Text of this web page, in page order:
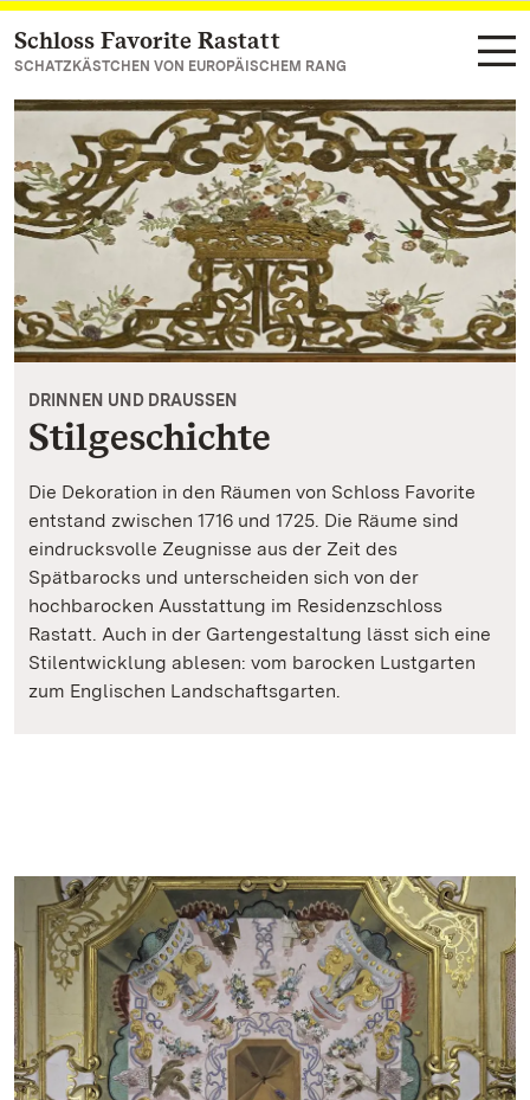
Zum Hauptinhalt springen
Schloss Favorite Rastatt
SCHATZKÄSTCHEN VON EUROPÄISCHEM RANG
DRINNEN UND DRAUSSEN
Stilgeschichte
Die Dekoration in den Räumen von Schloss Favorite
entstand zwischen 1716 und 1725. Die Räume sind
eindrucksvolle Zeugnisse aus der Zeit des
Spätbarocks und unterscheiden sich von der
hochbarocken Ausstattung im Residenzschloss
Rastatt. Auch in der Gartengestaltung lässt sich eine
Stilentwicklung ablesen: vom barocken Lustgarten
zum Englischen Landschaftsgarten.